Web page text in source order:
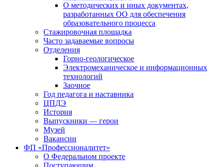
О методических и иных документах,
разработанных ОО для обеспечения
образовательного процесса
Стажировочная площадка
Часто задаваемые вопросы
Отделения
Горно-геологическое
Электромеханическое и информационных
технологий
Заочное
Год педагога и наставника
ЦПДЭ
История
Выпускники — герои
Музей
Вакансии
ФП «Профессионалитет»
О Федеральном проекте
Поступающим